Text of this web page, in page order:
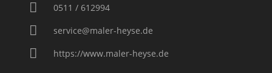
0511 / 612994
service@maler-heyse.de
https://www.maler-heyse.de